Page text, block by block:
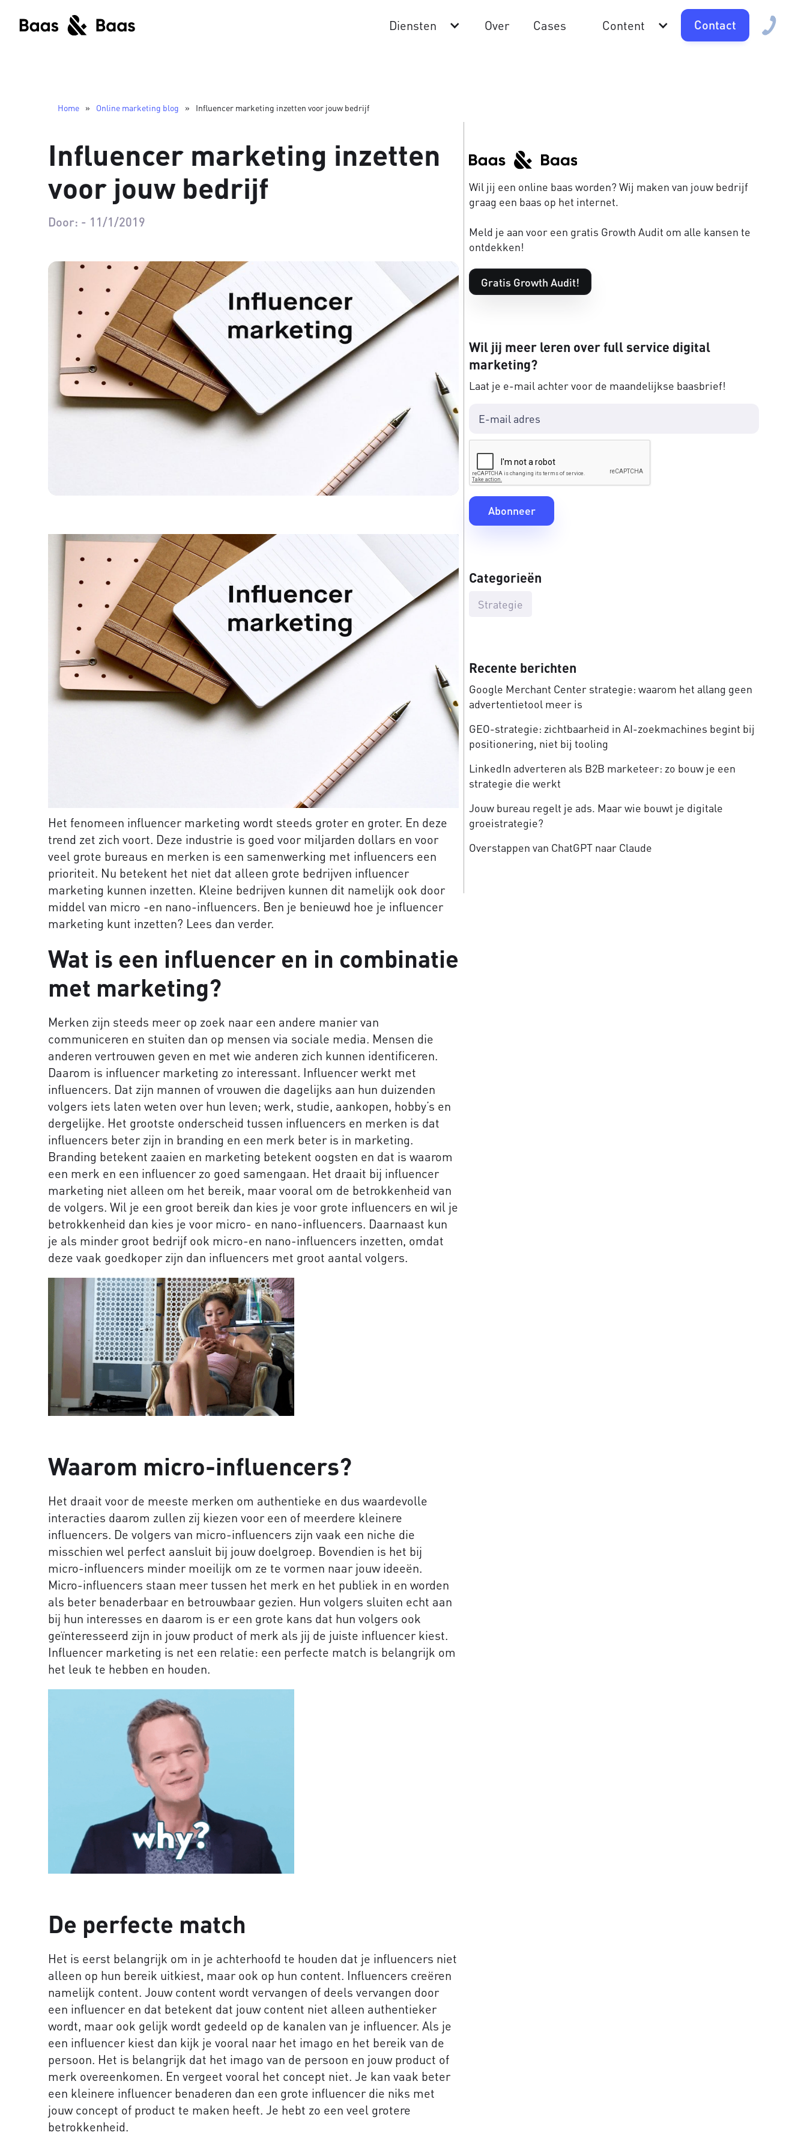
Diensten Over Cases Content Contact
Home » Online marketing blog » Influencer marketing inzetten voor jouw bedrijf
Influencer marketing inzetten
voor jouw bedrijf
Door: - 11/1/2019
Het fenomeen influencer marketing wordt steeds groter en groter. En deze
trend zet zich voort. Deze industrie is goed voor miljarden dollars en voor
veel grote bureaus en merken is een samenwerking met influencers een
prioriteit. Nu betekent het niet dat alleen grote bedrijven influencer
marketing kunnen inzetten. Kleine bedrijven kunnen dit namelijk ook door
middel van micro -en nano-influencers. Ben je benieuwd hoe je influencer
marketing kunt inzetten? Lees dan verder.
Wat is een influencer en in combinatie
met marketing?
Merken zijn steeds meer op zoek naar een andere manier van
communiceren en stuiten dan op mensen via sociale media. Mensen die
anderen vertrouwen geven en met wie anderen zich kunnen identificeren.
Daarom is influencer marketing zo interessant. Influencer werkt met
influencers. Dat zijn mannen of vrouwen die dagelijks aan hun duizenden
volgers iets laten weten over hun leven; werk, studie, aankopen, hobby’s en
dergelijke. Het grootste onderscheid tussen influencers en merken is dat
influencers beter zijn in branding en een merk beter is in marketing.
Branding betekent zaaien en marketing betekent oogsten en dat is waarom
een merk en een influencer zo goed samengaan. Het draait bij influencer
marketing niet alleen om het bereik, maar vooral om de betrokkenheid van
de volgers. Wil je een groot bereik dan kies je voor grote influencers en wil je
betrokkenheid dan kies je voor micro- en nano-influencers. Daarnaast kun
je als minder groot bedrijf ook micro-en nano-influencers inzetten, omdat
deze vaak goedkoper zijn dan influencers met groot aantal volgers.
Waarom micro-influencers?
Het draait voor de meeste merken om authentieke en dus waardevolle
interacties daarom zullen zij kiezen voor een of meerdere kleinere
influencers. De volgers van micro-influencers zijn vaak een niche die
misschien wel perfect aansluit bij jouw doelgroep. Bovendien is het bij
micro-influencers minder moeilijk om ze te vormen naar jouw ideeën.
Micro-influencers staan meer tussen het merk en het publiek in en worden
als beter benaderbaar en betrouwbaar gezien. Hun volgers sluiten echt aan
bij hun interesses en daarom is er een grote kans dat hun volgers ook
geïnteresseerd zijn in jouw product of merk als jij de juiste influencer kiest.
Influencer marketing is net een relatie: een perfecte match is belangrijk om
het leuk te hebben en houden.
De perfecte match
Het is eerst belangrijk om in je achterhoofd te houden dat je influencers niet
alleen op hun bereik uitkiest, maar ook op hun content. Influencers creëren
namelijk content. Jouw content wordt vervangen of deels vervangen door
een influencer en dat betekent dat jouw content niet alleen authentieker
wordt, maar ook gelijk wordt gedeeld op de kanalen van je influencer. Als je
een influencer kiest dan kijk je vooral naar het imago en het bereik van de
persoon. Het is belangrijk dat het imago van de persoon en jouw product of
merk overeenkomen. En vergeet vooral het concept niet. Je kan vaak beter
een kleinere influencer benaderen dan een grote influencer die niks met
jouw concept of product te maken heeft. Je hebt zo een veel grotere
betrokkenheid.
Wil jij een online baas worden? Wij maken van jouw bedrijf
graag een baas op het internet.
Meld je aan voor een gratis Growth Audit om alle kansen te
ontdekken!
Gratis Growth Audit!
Wil jij meer leren over full service digital
marketing?
Laat je e-mail achter voor de maandelijkse baasbrief!
Categorieën
Strategie
Recente berichten
Google Merchant Center strategie: waarom het allang geen
advertentietool meer is
GEO-strategie: zichtbaarheid in AI-zoekmachines begint bij
positionering, niet bij tooling
LinkedIn adverteren als B2B marketeer: zo bouw je een
strategie die werkt
Jouw bureau regelt je ads. Maar wie bouwt je digitale
groeistrategie?
Overstappen van ChatGPT naar Claude